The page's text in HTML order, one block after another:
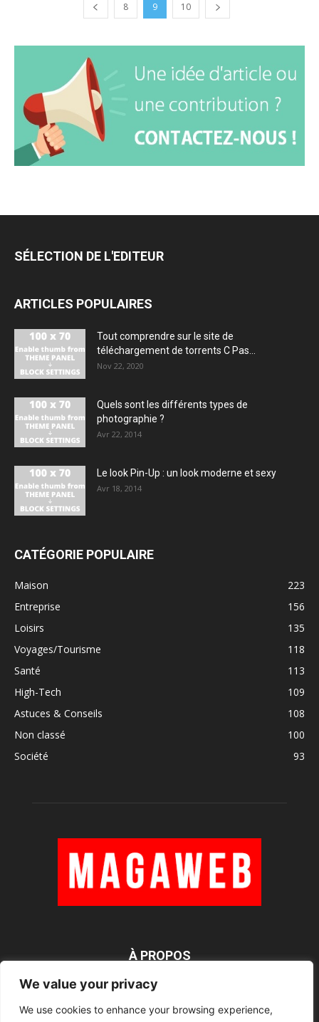
We value your privacy
We use cookies to enhance your browsing experience,
8 9 10
SÉLECTION DE L'EDITEUR
ARTICLES POPULAIRES
Tout comprendre sur le site de
téléchargement de torrents C Pas...
Nov 22, 2020
Quels sont les différents types de
photographie ?
Avr 22, 2014
Le look Pin-Up : un look moderne et sexy
Avr 18, 2014
CATÉGORIE POPULAIRE
Maison
223
Entreprise
156
Loisirs
135
Voyages/Tourisme
118
Santé
113
High-Tech
109
Astuces & Conseils
108
Non classé
100
Société
93
À PROPOS
SUIVEZ NOUS